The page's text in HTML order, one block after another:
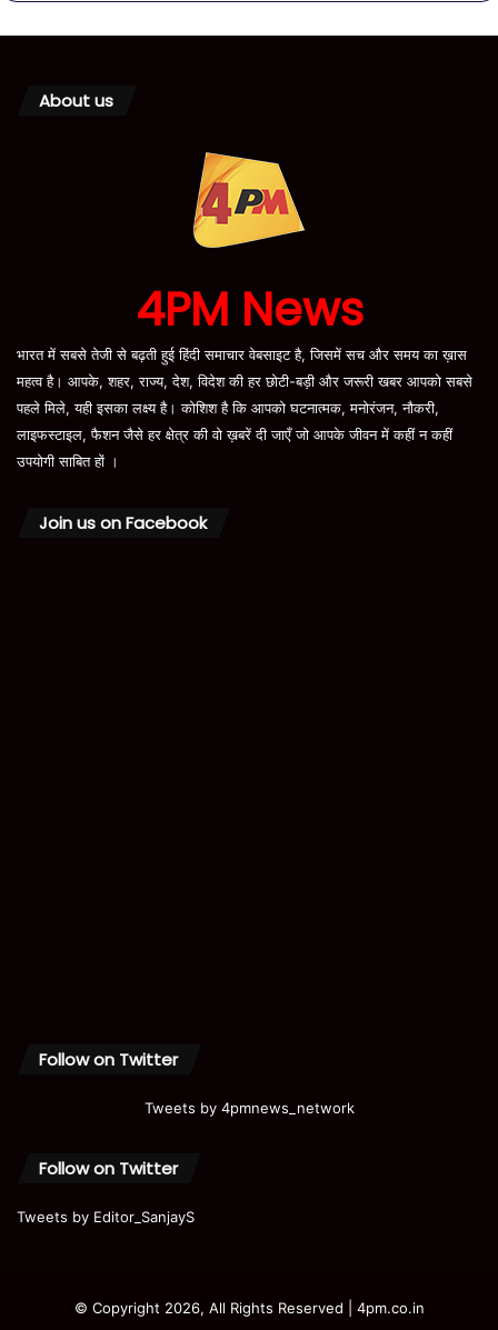
About us
4PM News
भारत में सबसे तेजी से बढ़ती हुई हिंदी समाचार वेबसाइट है, जिसमें सच और समय का ख़ास
महत्व है। आपके, शहर, राज्य, देश, विदेश की हर छोटी-बड़ी और जरूरी खबर आपको सबसे
पहले मिले, यही इसका लक्ष्य है। कोशिश है कि आपको घटनात्मक, मनोरंजन, नौकरी,
लाइफस्टाइल, फैशन जैसे हर क्षेत्र की वो ख़बरें दी जाएँ जो आपके जीवन में कहीं न कहीं
उपयोगी साबित हों ।
Join us on Facebook
Follow on Twitter
Tweets by 4pmnews_network
Follow on Twitter
Tweets by Editor_SanjayS
© Copyright 2026, All Rights Reserved | 4pm.co.in